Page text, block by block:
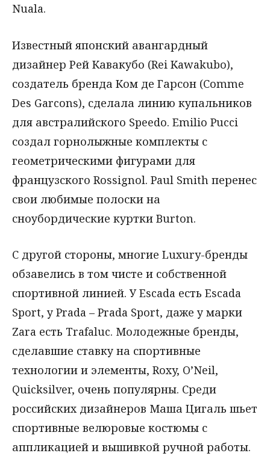
Nuala.
Известный японский авангардный
дизайнер Рей Кавакубо (Rei Kawakubo),
создатель бренда Ком де Гарсон (Comme
Des Garcons), сделала линию купальников
для австралийского Speedo. Emilio Pucci
создал горнолыжные комплекты с
геометрическими фигурами для
французского Rossignol. Paul Smith перенес
свои любимые полоски на
сноубордические куртки Burton.
С другой стороны, многие Luxury-бренды
обзавелись в том чисте и собственной
спортивной линией. У Escada есть Escada
Sport, у Prada – Prada Sport, даже у марки
Zara есть Trafaluc. Молодежные бренды,
сделавшие ставку на спортивные
технологии и элементы, Roxy, O’Neil,
Quicksilver, очень популярны. Среди
российских дизайнеров Маша Цигаль шьет
спортивные велюровые костюмы с
аппликацией и вышивкой ручной работы.